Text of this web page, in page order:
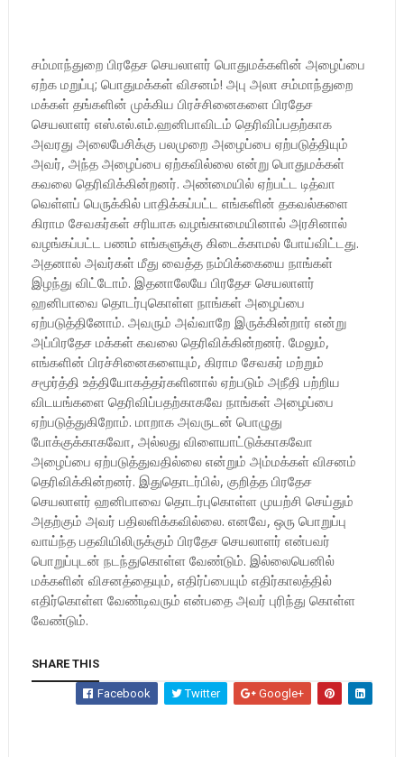
சம்மாந்துறை பிரதேச செயலாளர் பொதுமக்களின் அழைப்பை
ஏற்க மறுப்பு; பொதுமக்கள் விசனம்! அபு அலா சம்மாந்துறை
மக்கள் தங்களின் முக்கிய பிரச்சினைகளை பிரதேச
செயலாளர் எஸ்.எல்.எம்.ஹனிபாவிடம் தெரிவிப்பதற்காக
அவரது அலைபேசிக்கு பலமுறை அழைப்பை ஏற்படுத்தியும்
அவர், அந்த அழைப்பை ஏற்கவில்லை என்று பொதுமக்கள்
கவலை தெரிவிக்கின்றனர். அண்மையில் ஏற்பட்ட டித்வா
வெள்ளப் பெருக்கில் பாதிக்கப்பட்ட எங்களின் தகவல்களை
கிராம சேவகர்கள் சரியாக வழங்காமையினால் அரசினால்
வழங்கப்பட்ட பணம் எங்களுக்கு கிடைக்காமல் போய்விட்டது.
அதனால் அவர்கள் மீது வைத்த நம்பிக்கையை நாங்கள்
இழந்து விட்டோம். இதனாலேயே பிரதேச செயலாளர்
ஹனிபாவை தொடர்புகொள்ள நாங்கள் அழைப்பை
ஏற்படுத்தினோம். அவரும் அவ்வாறே இருக்கின்றார் என்று
அப்பிரதேச மக்கள் கவலை தெரிவிக்கின்றனர். மேலும்,
எங்களின் பிரச்சினைகளையும், கிராம சேவகர் மற்றும்
சமூர்த்தி உத்தியோகத்தர்களினால் ஏற்படும் அநீதி பற்றிய
விடயங்களை தெரிவிப்பதற்காகவே நாங்கள் அழைப்பை
ஏற்படுத்துகிறோம். மாறாக அவருடன் பொழுது
போக்குக்காகவோ, அல்லது விளையாட்டுக்காகவோ
அழைப்பை ஏற்படுத்துவதில்லை என்றும் அம்மக்கள் விசனம்
தெரிவிக்கின்றனர். இதுதொடர்பில், குறித்த பிரதேச
செயலாளர் ஹனிபாவை தொடர்புகொள்ள முயற்சி செய்தும்
அதற்கும் அவர் பதிலளிக்கவில்லை. எனவே, ஒரு பொறுப்பு
வாய்ந்த பதவியிலிருக்கும் பிரதேச செயலாளர் என்பவர்
பொறுப்புடன் நடந்துகொள்ள வேண்டும். இல்லையெனில்
மக்களின் விசனத்தையும், எதிர்ப்பையும் எதிர்காலத்தில்
எதிர்கொள்ள வேண்டிவரும் என்பதை அவர் புரிந்து கொள்ள
வேண்டும்.
SHARE THIS
Facebook Twitter Google+